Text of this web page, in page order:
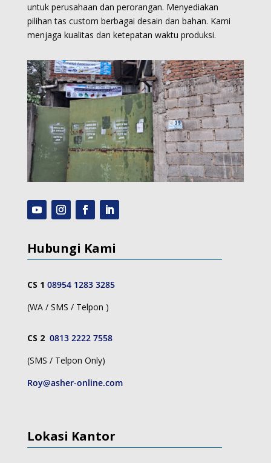
untuk perusahaan dan perorangan. Menyediakan
pilihan tas custom berbagai desain dan bahan. Kami
menjaga kualitas dan ketepatan waktu produksi.
Hubungi Kami
CS 1 08954 1283 3285
(WA / SMS / Telpon )
CS 2 0813 2222 7558
(SMS / Telpon Only)
Roy@asher-online.com
Lokasi Kantor